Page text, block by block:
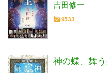
吉田修一
9533
神の蝶、舞